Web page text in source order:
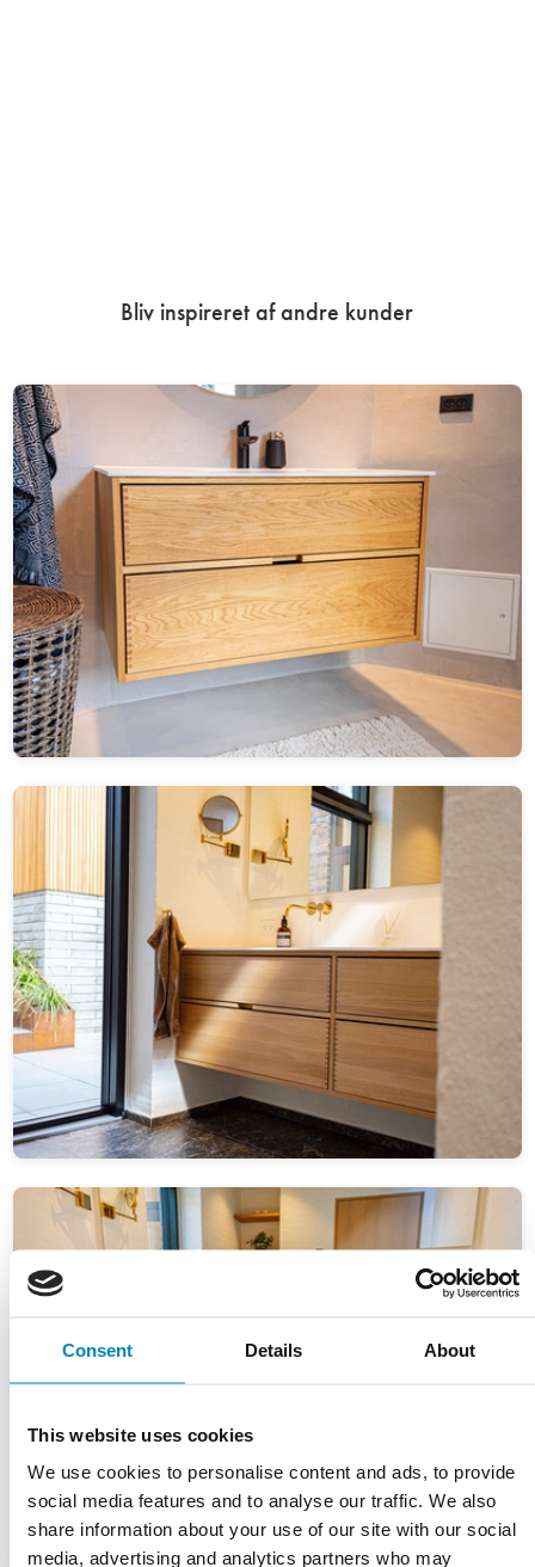
Consent Details About
This website uses cookies
We use cookies to personalise content and ads, to provide
social media features and to analyse our traffic. We also
share information about your use of our site with our social
media, advertising and analytics partners who may
Bliv inspireret af andre kunder